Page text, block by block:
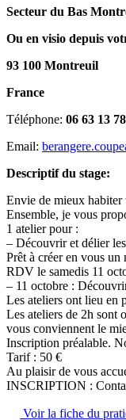
Secteur du Bas
Ou en visio depuis
93 100 Montreuil
France
Téléphone: 06 63 13
Email:
Descriptif du stage:
Envie de mieux habiter
Ensemble, je vous
1 atelier pour :
– Découvrir et délier
Prêt à créer en vous
RDV le samedis 11
– 11 octobre :
Les ateliers ont lieu en
Les ateliers de 2h sont
vous conviennent le
Inscription préalable.
Tarif : 50 €
Au plaisir de vous
INSCRIPTION :
Voir la fiche du